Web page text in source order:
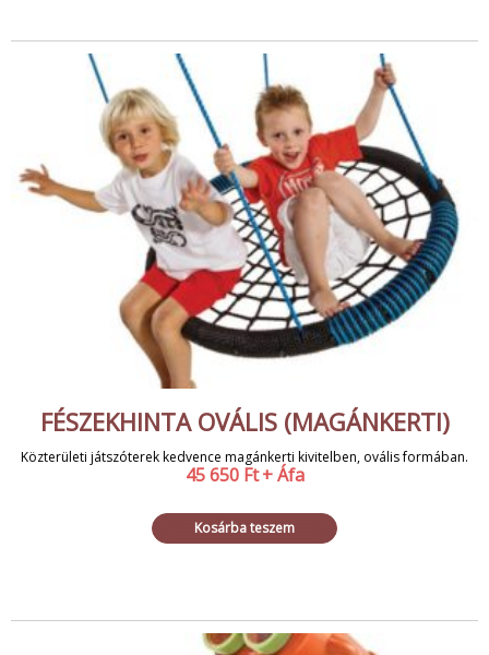
FÉSZEKHINTA OVÁLIS (MAGÁNKERTI)
Közterületi játszóterek kedvence magánkerti kivitelben, ovális formában.
45 650 Ft + Áfa
Kosárba teszem